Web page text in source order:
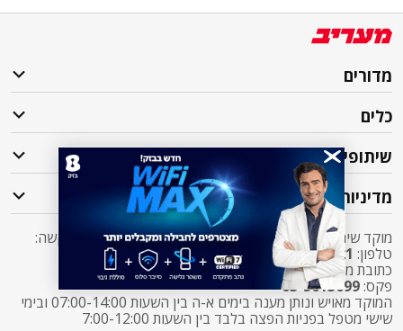
מדורים
כלים
שיתופי פעולה
מדיניות
מוקד שירות לקוחות מעריב אליו ניתן לפנות בכל שאלה או בקשה:
טלפון: 2421* שלוחה 5 מעריב או
03-7619056
כתובת מייל:sherut@maariv.co.il
פקס:03-5613699
המוקד מאויש ונותן מענה בימים א-ה בין השעות 07:00-14:00 ובימי
שישי מטפל בפניות הפצה בלבד בין השעות 7:00-12:00